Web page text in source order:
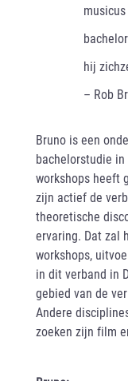
hij
– Rob
Bruno is een
bachelorstudie
workshops heeft
zijn actief de
theoretische
ervaring. Dat zal
workshops,
in dit verband in
gebied van de
Andere
zoeken zijn film